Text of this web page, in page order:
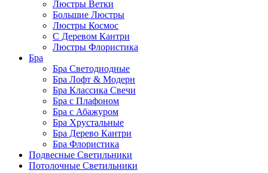
Люстры Ветки
Большие Люстры
Люстры Космос
С Деревом Кантри
Люстры Флористика
Бра
Бра Светодиодные
Бра Лофт & Модерн
Бра Классика Свечи
Бра с Плафоном
Бра с Абажуром
Бра Хрустальные
Бра Дерево Кантри
Бра Флористика
Подвесные Светильники
Потолочные Светильники